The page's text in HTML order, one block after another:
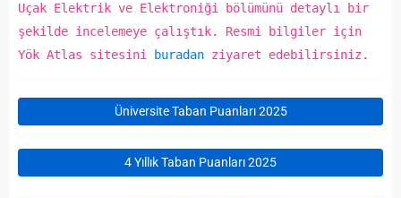
Uçak Elektrik ve Elektroniği bölümünü detaylı bir
şekilde incelemeye çalıştık. Resmi bilgiler için
Yök Atlas sitesini
buradan ziyaret edebilirsiniz.
Üniversite Taban Puanları 2025
4 Yıllık Taban Puanları 2025